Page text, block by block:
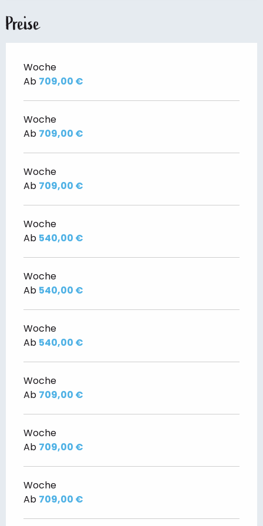
Preise
Woche
Ab 709,00 €
Woche
Ab 709,00 €
Woche
Ab 709,00 €
Woche
Ab 540,00 €
Woche
Ab 540,00 €
Woche
Ab 540,00 €
Woche
Ab 709,00 €
Woche
Ab 709,00 €
Woche
Ab 709,00 €